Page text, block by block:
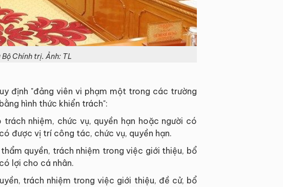
Chính trị. Ảnh: TL
định "đảng viên vi phạm một trong các trường
hình thức khiển trách":
nhiệm, chức vụ, quyền hạn hoặc người có
được vị trí công tác, chức vụ, quyền hạn.
quyền, trách nhiệm trong việc giới thiệu, bổ
lợi cho cá nhân.
trách nhiệm trong việc giới thiệu, đề cử, bổ